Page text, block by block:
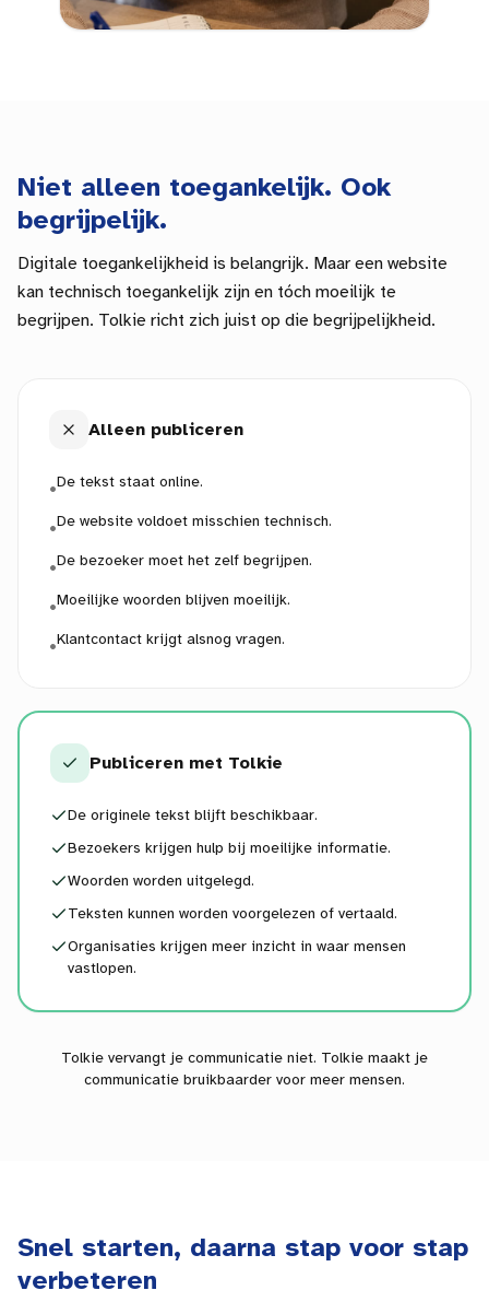
Niet alleen toegankelijk. Ook
begrijpelijk.
Digitale toegankelijkheid is belangrijk. Maar een website
kan technisch toegankelijk zijn en tóch moeilijk te
begrijpen. Tolkie richt zich juist op die begrijpelijkheid.
Alleen publiceren
•De tekst staat online.
•De website voldoet misschien technisch.
•De bezoeker moet het zelf begrijpen.
•Moeilijke woorden blijven moeilijk.
•Klantcontact krijgt alsnog vragen.
Publiceren met Tolkie
De originele tekst blijft beschikbaar.
Bezoekers krijgen hulp bij moeilijke informatie.
Woorden worden uitgelegd.
Teksten kunnen worden voorgelezen of vertaald.
Organisaties krijgen meer inzicht in waar mensen
vastlopen.
Tolkie vervangt je communicatie niet. Tolkie maakt je
communicatie bruikbaarder voor meer mensen.
Snel starten, daarna stap voor stap
verbeteren